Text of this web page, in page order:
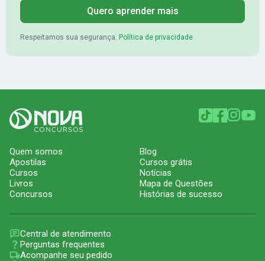
Quero aprender mais
Respeitamos sua segurança. Política de privacidade
Quem somos
Apostilas
Cursos
Livros
Concursos
Blog
Cursos grátis
Notícias
Mapa de Questões
Histórias de sucesso
Central de atendimento
Perguntas frequentes
Acompanhe seu pedido